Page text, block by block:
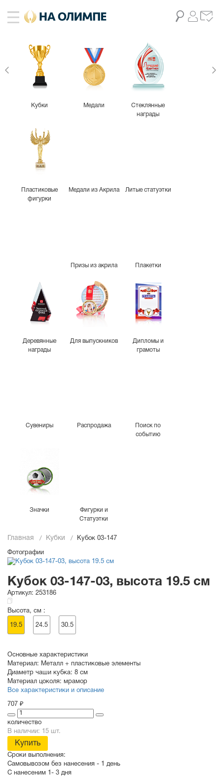
Кубки Медали
Стеклянные
награды
Пластиковые
фигурки
Медали из Акрила Литые статуэтки
Призы из акрила Плакетки
Деревянные
награды
Для выпускников
Дипломы и
грамоты
Сувениры Распродажа
Поиск по
событию
Значки
Фигурки и
Статуэтки
Главная Кубки Кубок 03-147
Фотографии
Кубок 03-147-03, высота 19.5 см
Артикул: 253186
Высота, см :
19.5 24.5 30.5
Основные характеристики
Материал: Металл + пластиковые элементы
Диаметр чаши кубка: 8 см
Материал цоколя: мрамор
Все характеристики и описание
707 ₽
количество
В наличии: 15 шт.
Купить
Сроки выполнения:
Самовывозом без нанесения -
1 день
С нанесеним
1- 3 дня